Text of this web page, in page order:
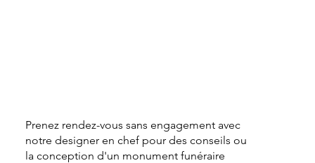
Prenez rendez-vous sans engagement avec
notre designer en chef pour des conseils ou
la conception d'un monument funéraire